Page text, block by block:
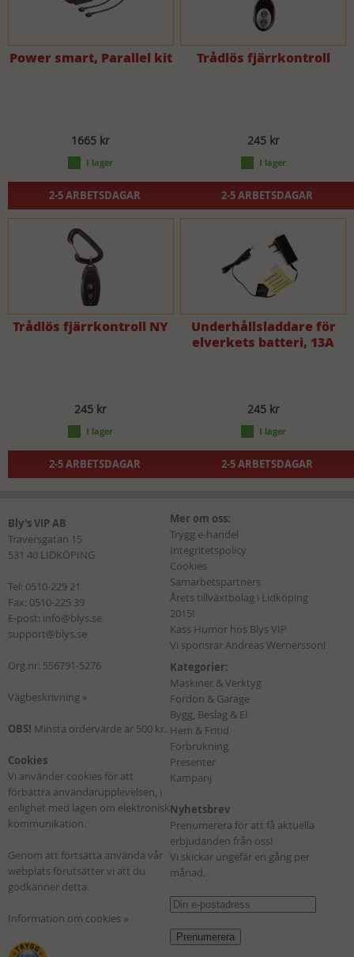
Power smart, Parallel kit
1665 kr
2-5 ARBETSDAGAR
Trådlös fjärrkontroll
245 kr
2-5 ARBETSDAGAR
Trådlös fjärrkontroll NY
245 kr
2-5 ARBETSDAGAR
Underhållsladdare för
elverkets batteri, 13A
245 kr
2-5 ARBETSDAGAR
Bly's VIP AB
Traversgatan 15
531 40 LIDKÖPING
Tel: 0510-229 21
Fax: 0510-225 39
E-post: info@blys.se
support@blys.se
Org.nr: 556791-5276
Vägbeskrivning »
OBS! Minsta ordervärde är 500 kr.
Cookies
Vi använder cookies för att
förbättra användarupplevelsen, i
enlighet med lagen om elektronisk
kommunikation.
Genom att fortsätta använda vår
webplats förutsätter vi att du
godkänner detta.
Information om cookies »
Mer om oss:
Trygg e-handel
Integritetspolicy
Cookies
Samarbetspartners
Årets tillväxtbolag i Lidköping
2015!
Kass Humor hos Blys VIP
Vi sponsrar Andreas Wernersson!
Kategorier:
Maskiner & Verktyg
Fordon & Garage
Bygg, Beslag & El
Hem & Fritid
Förbrukning
Presenter
Kampanj
Nyhetsbrev
Prenumerera för att få aktuella
erbjudanden från oss!
Vi skickar ungefär en gång per
månad.